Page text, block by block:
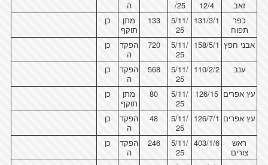
זאב
12/4
/25
ה
כפר
תפוח
131/3/1
5/11/
25
133
מתן
תוקף
כן
אבני חפץ 158/5/1
5/11/
25
720
הפקד
ה
כן
ענב 110/2/2
5/11/
25
568
הפקד
ה
כן
עץ אפרים 126/15
5/11/
25
80
מתן
תוקף
כן
עץ אפרים 126/7/1
5/11/
25
48
הפקד
ה
כן
ראש
צורים
403/1/6
5/11/
25
246
הפקד
ה
כן